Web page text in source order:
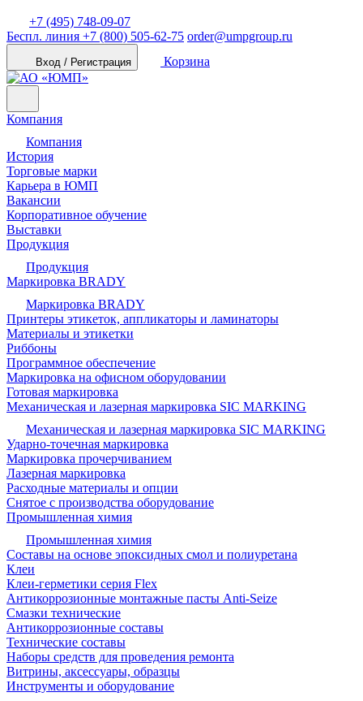
+7 (495) 748-09-07
Беспл. линия +7 (800) 505-62-75 order@umpgroup.ru
Вход / Регистрация Корзина
Компания
Компания
История
Торговые марки
Карьера в ЮМП
Вакансии
Корпоративное обучение
Выставки
Продукция
Продукция
Маркировка BRADY
Маркировка BRADY
Принтеры этикеток, аппликаторы и ламинаторы
Материалы и этикетки
Риббоны
Программное обеспечение
Маркировка на офисном оборудовании
Готовая маркировка
Механическая и лазерная маркировка SIC MARKING
Механическая и лазерная маркировка SIC MARKING
Ударно-точечная маркировка
Маркировка прочерчиванием
Лазерная маркировка
Расходные материалы и опции
Снятое с производства оборудование
Промышленная химия
Промышленная химия
Составы на основе эпоксидных смол и полиуретана
Клеи
Клеи-герметики серия Flex
Антикоррозионные монтажные пасты Anti-Seize
Смазки технические
Антикоррозионные составы
Технические составы
Наборы средств для проведения ремонта
Витрины, аксессуары, образцы
Инструменты и оборудование